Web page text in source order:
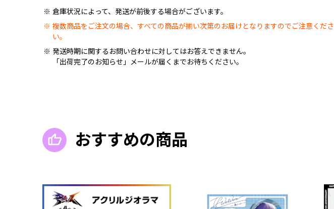
倉庫状況によって、発送が前後する場合がございます。
複数商品をご注文の場合、すべての商品が揃い次第のお届けとなりますのでご注意くださ
い。
発送時期に関するお問い合わせに対してはお答えできません。
「出荷完了のお知らせ」メールが届くまでお待ちください。
おすすめの商品